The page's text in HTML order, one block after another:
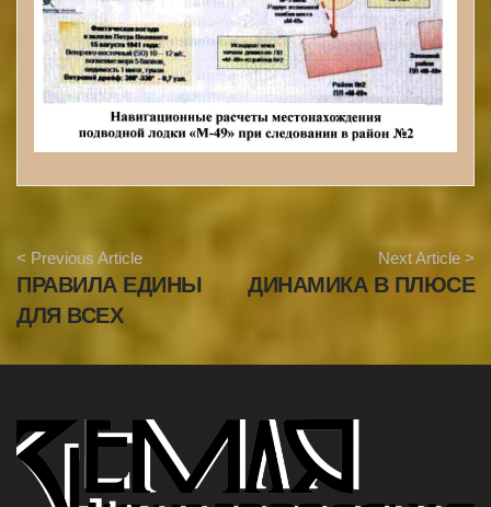
r
c
a
v
< Previous Article
ПРАВИЛА ЕДИНЫ
ДЛЯ ВСЕХ
Next Article >
ДИНАМИКА В ПЛЮСЕ